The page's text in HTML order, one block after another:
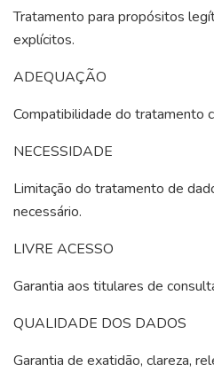
Tratamento para propósitos
explícitos.
ADEQUAÇÃO
Compatibilidade do tratamento
NECESSIDADE
Limitação do tratamento de
necessário.
LIVRE ACESSO
Garantia aos titulares de
QUALIDADE DOS DADOS
Garantia de exatidão, clareza,